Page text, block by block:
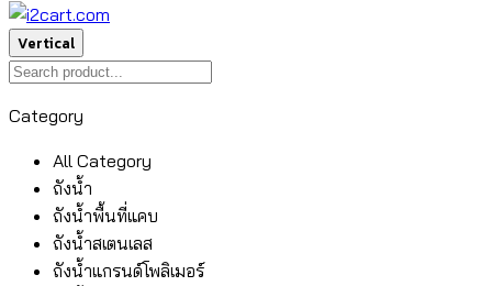
Vertical
Category
All Category
ถังน้ำ
ถังน้ำพื้นที่แคบ
ถังน้ำสเตนเลส
ถังน้ำแกรนด์โพลิเมอร์